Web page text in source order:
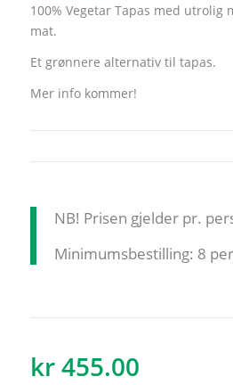
100% Vegetar Tapas med utrolig
mat.
Et grønnere alternativ til tapas.
Mer info kommer!
NB! Prisen gjelder pr.
Minimumsbestilling: 8
kr455.00